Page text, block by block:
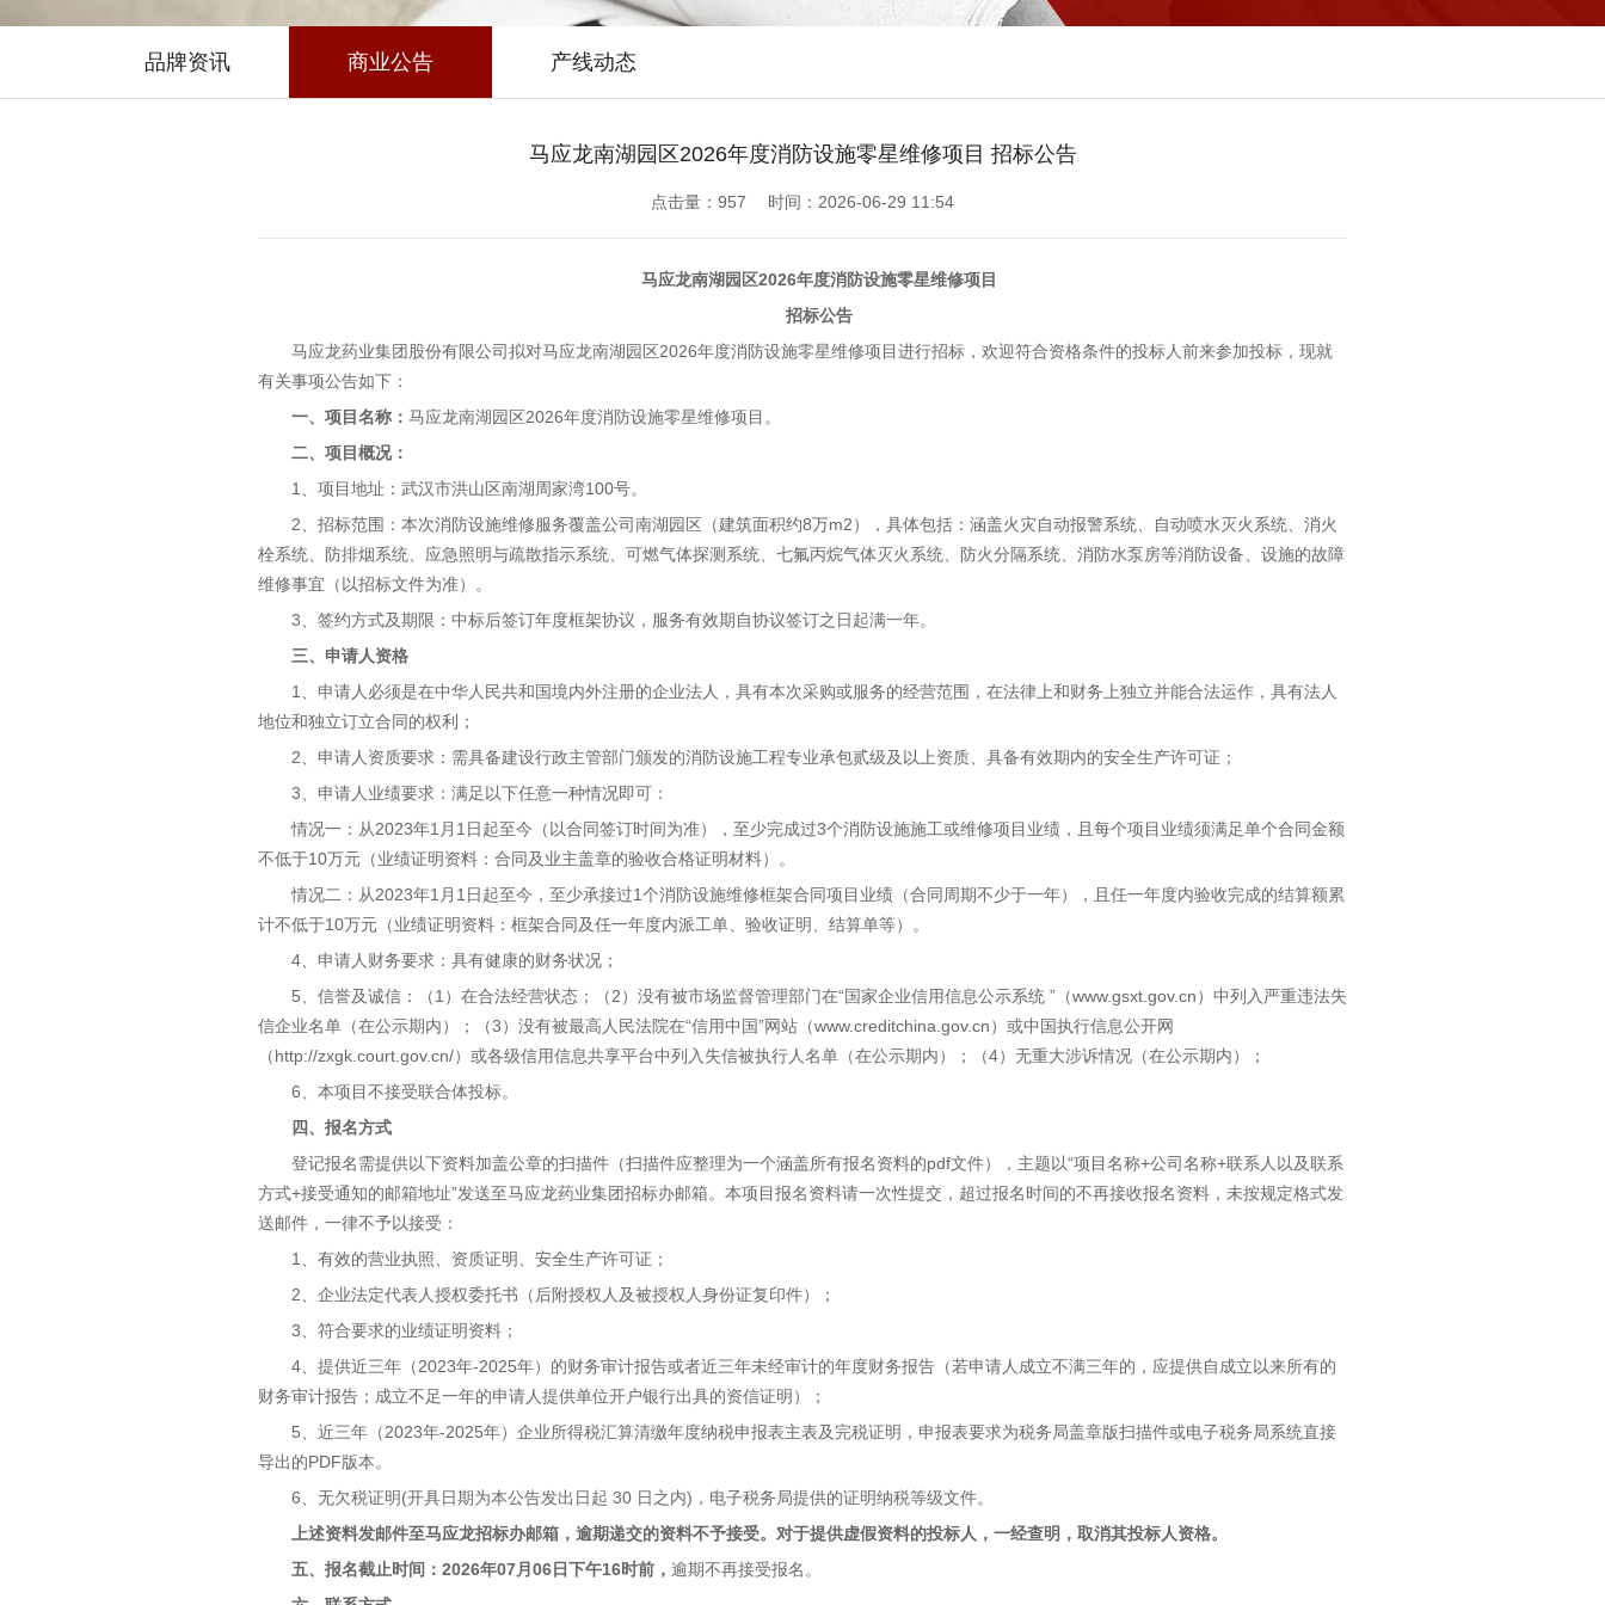
品牌资讯 商业公告 产线动态
马应龙南湖园区2026年度消防设施零星维修项目 招标公告
点击量： 957 时间：2026-06-29 11:54
马应龙南湖园区2026年度消防设施零星维修项目
招标公告
马应龙药业集团股份有限公司拟对马应龙南湖园区2026年度消防设施零星维修项目进行招标，欢迎符合资格条件的投标人前来参加投标，现就
有关事项公告如下：
一、项目名称： 马应龙南湖园区2026年度消防设施零星维修项目。
二、项目概况：
1、项目地址：武汉市洪山区南湖周家湾100号。
2、招标范围：本次消防设施维修服务覆盖公司南湖园区（建筑面积约8万m2），具体包括：涵盖火灾自动报警系统、自动喷水灭火系统、消火
栓系统、防排烟系统、应急照明与疏散指示系统、可燃气体探测系统、七氟丙烷气体灭火系统、防火分隔系统、消防水泵房等消防设备、设施的故障
维修事宜（以招标文件为准）。
3、签约方式及期限：中标后签订年度框架协议，服务有效期自协议签订之日起满一年。
三、申请人资格
1、申请人必须是在中华人民共和国境内外注册的企业法人，具有本次采购或服务的经营范围，在法律上和财务上独立并能合法运作，具有法人
地位和独立订立合同的权利；
2、申请人资质要求：需具备建设行政主管部门颁发的消防设施工程专业承包贰级及以上资质、具备有效期内的安全生产许可证；
3、申请人业绩要求：满足以下任意一种情况即可：
情况一：从2023年1月1日起至今（以合同签订时间为准），至少完成过3个消防设施施工或维修项目业绩，且每个项目业绩须满足单个合同金额
不低于10万元（业绩证明资料：合同及业主盖章的验收合格证明材料）。
情况二：从2023年1月1日起至今，至少承接过1个消防设施维修框架合同项目业绩（合同周期不少于一年），且任一年度内验收完成的结算额累
计不低于10万元（业绩证明资料：框架合同及任一年度内派工单、验收证明、结算单等）。
4、申请人财务要求：具有健康的财务状况；
5、信誉及诚信：（1）在合法经营状态；（2）没有被市场监督管理部门在“国家企业信用信息公示系统 ”（www.gsxt.gov.cn）中列入严重违法失
信企业名单（在公示期内）；（3）没有被最高人民法院在“信用中国”网站（www.creditchina.gov.cn）或中国执行信息公开网
（http://zxgk.court.gov.cn/）或各级信用信息共享平台中列入失信被执行人名单（在公示期内）；（4）无重大涉诉情况（在公示期内）；
6、本项目不接受联合体投标。
四、报名方式
登记报名需提供以下资料加盖公章的扫描件（扫描件应整理为一个涵盖所有报名资料的pdf文件），主题以“项目名称+公司名称+联系人以及联系
方式+接受通知的邮箱地址”发送至马应龙药业集团招标办邮箱。本项目报名资料请一次性提交，超过报名时间的不再接收报名资料，未按规定格式发
送邮件，一律不予以接受：
1、有效的营业执照、资质证明、安全生产许可证；
2、企业法定代表人授权委托书（后附授权人及被授权人身份证复印件）；
3、符合要求的业绩证明资料；
4、提供近三年（2023年-2025年）的财务审计报告或者近三年未经审计的年度财务报告（若申请人成立不满三年的，应提供自成立以来所有的
财务审计报告；成立不足一年的申请人提供单位开户银行出具的资信证明）；
5、近三年（2023年-2025年）企业所得税汇算清缴年度纳税申报表主表及完税证明，申报表要求为税务局盖章版扫描件或电子税务局系统直接
导出的PDF版本。
6、无欠税证明(开具日期为本公告发出日起 30 日之内)，电子税务局提供的证明纳税等级文件。
上述资料发邮件至马应龙招标办邮箱，逾期递交的资料不予接受。对于提供虚假资料的投标人，一经查明，取消其投标人资格。
五、报名截止时间： 2026年07月06日下午16时前， 逾期不再接受报名。